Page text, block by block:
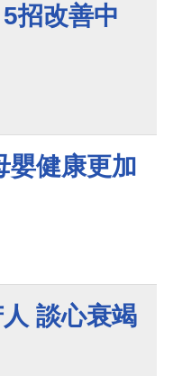
招改善中
嬰健康更加
談心衰竭